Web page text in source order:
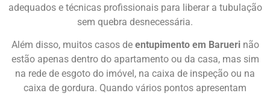
adequados e técnicas profissionais para liberar a tubulação
sem quebra desnecessária.
Além disso, muitos casos de entupimento em Baruerinão
estão apenas dentro do apartamento ou da casa, mas sim
na rede de esgoto do imóvel, na caixa de inspeção ou na
caixa de gordura. Quando vários pontos apresentam